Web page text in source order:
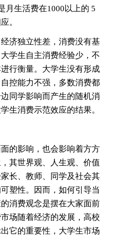
月生活费在1000以上的 5
。
济独立性差，消费没有基
学生自主消费经验少，不
行衡量。大学生没有形成
控能力不强，多数消费都
同学影响而产生的随机消
生消费示范效应的结果。
的影响，也会影响着方方
其世界观、人生观、价值
长、教师、同学及社会其
塑性。因而，如何引导当
消费观念是摆在大家面前
场随着经济的发展，高校
它的重要性，大学生市场